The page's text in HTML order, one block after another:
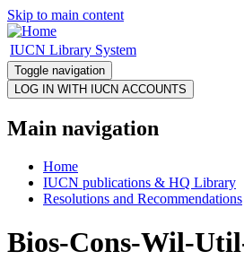
Skip to main content
IUCN Library System
Toggle navigation
Main navigation
Home
IUCN publications & HQ Library
Resolutions and Recommendations
Bios-Cons-Wil-